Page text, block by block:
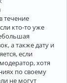
течение
кто-то уже
а также дату и
если
хотя
по своему
не могут